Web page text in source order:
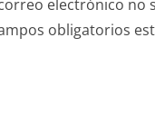
electrónico no
obligatorios